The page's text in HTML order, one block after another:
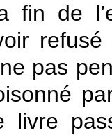
fin de
pas
livre